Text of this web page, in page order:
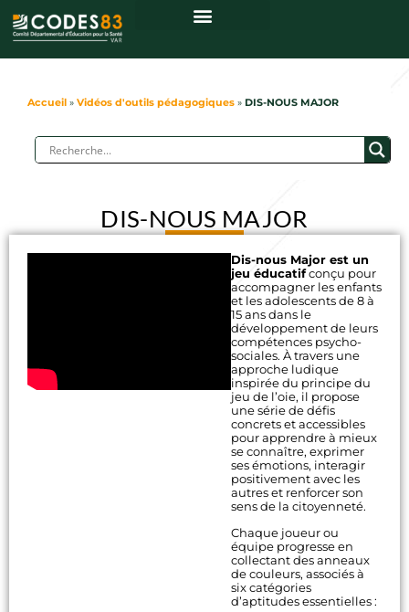
Accueil » Vidéos d'outils pédagogiques » DIS-NOUS MAJOR
DIS-NOUS MAJOR
Dis-nous Major est un
jeu éducatifconçu pour
accompagner les enfants
et les adolescents de 8 à
15 ans dans le
développement de leurs
compétences psycho-
sociales. À travers une
approche ludique
inspirée du principe du
jeu de l’oie, il propose
une série de défis
concrets et accessibles
pour apprendre à mieux
se connaître, exprimer
ses émotions, interagir
positivement avec les
autres et renforcer son
sens de la citoyenneté.
Chaque joueur ou
équipe progresse en
collectant des anneaux
de couleurs, associés à
six catégories
d’aptitudes essentielles :